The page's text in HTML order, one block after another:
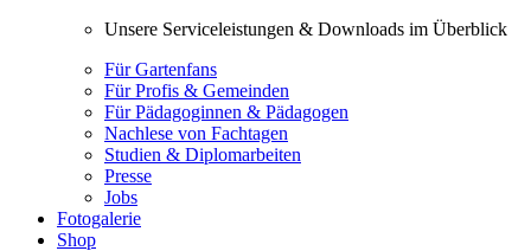
Unsere Serviceleistungen & Downloads im Überblick
Für Gartenfans
Für Profis & Gemeinden
Für Pädagoginnen & Pädagogen
Nachlese von Fachtagen
Studien & Diplomarbeiten
Presse
Jobs
Fotogalerie
Shop